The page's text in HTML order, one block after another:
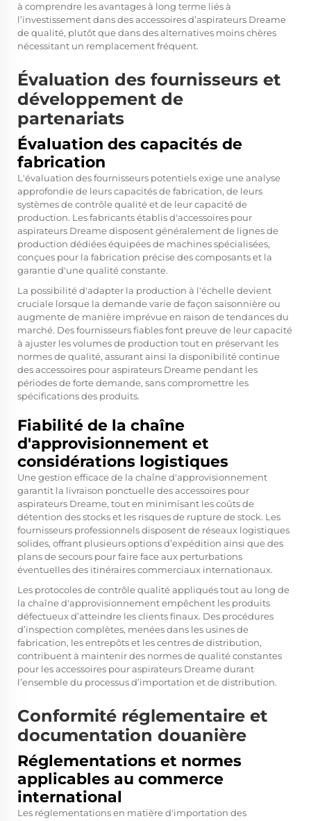
à comprendre les avantages à long terme liés à
l’investissement dans des accessoires d’aspirateurs Dreame
de qualité, plutôt que dans des alternatives moins chères
nécessitant un remplacement fréquent.
Évaluation des fournisseurs et
développement de
partenariats
Évaluation des capacités de
fabrication
L'évaluation des fournisseurs potentiels exige une analyse
approfondie de leurs capacités de fabrication, de leurs
systèmes de contrôle qualité et de leur capacité de
production. Les fabricants établis d'accessoires pour
aspirateurs Dreame disposent généralement de lignes de
production dédiées équipées de machines spécialisées,
conçues pour la fabrication précise des composants et la
garantie d'une qualité constante.
La possibilité d'adapter la production à l'échelle devient
cruciale lorsque la demande varie de façon saisonnière ou
augmente de manière imprévue en raison de tendances du
marché. Des fournisseurs fiables font preuve de leur capacité
à ajuster les volumes de production tout en préservant les
normes de qualité, assurant ainsi la disponibilité continue
des accessoires pour aspirateurs Dreame pendant les
périodes de forte demande, sans compromettre les
spécifications des produits.
Fiabilité de la chaîne
d'approvisionnement et
considérations logistiques
Une gestion efficace de la chaîne d'approvisionnement
garantit la livraison ponctuelle des accessoires pour
aspirateurs Dreame, tout en minimisant les coûts de
détention des stocks et les risques de rupture de stock. Les
fournisseurs professionnels disposent de réseaux logistiques
solides, offrant plusieurs options d’expédition ainsi que des
plans de secours pour faire face aux perturbations
éventuelles des itinéraires commerciaux internationaux.
Les protocoles de contrôle qualité appliqués tout au long de
la chaîne d'approvisionnement empêchent les produits
défectueux d’atteindre les clients finaux. Des procédures
d’inspection complètes, menées dans les usines de
fabrication, les entrepôts et les centres de distribution,
contribuent à maintenir des normes de qualité constantes
pour les accessoires pour aspirateurs Dreame durant
l’ensemble du processus d’importation et de distribution.
Conformité réglementaire et
documentation douanière
Réglementations et normes
applicables au commerce
international
Les réglementations en matière d'importation des